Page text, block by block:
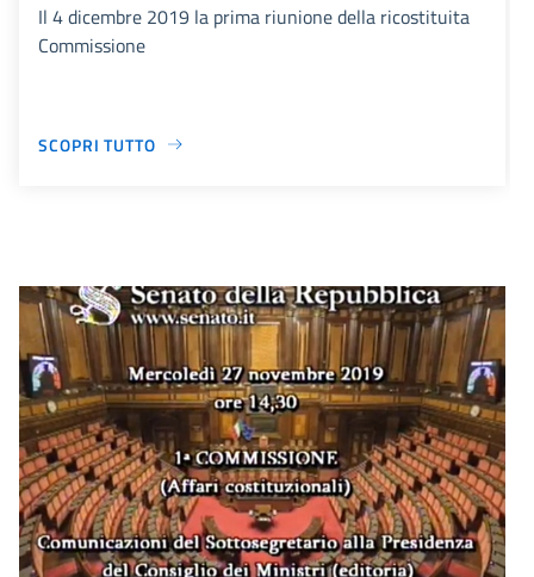
Il 4 dicembre 2019 la prima riunione della ricostituita
Commissione
SCOPRI TUTTO